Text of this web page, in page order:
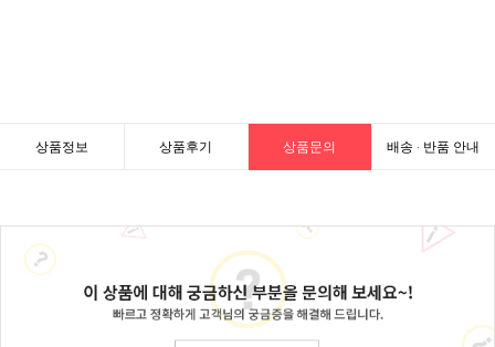
상품정보 상품후기 상품문의 배송 · 반품 안내